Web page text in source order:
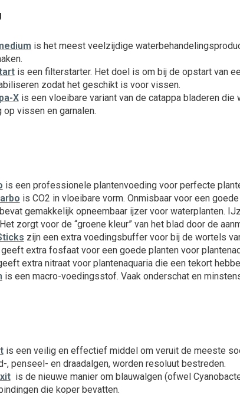
is het meest veelzijdige
is een filterstarter. Het doel is om bij de opstart van
zodat het geschikt is voor vissen.
Xis een vloeibare variant van de catappa bladeren
vissen en garnalen.
is een professionele plantenvoeding voor perfecte
is CO2 in vloeibare vorm. Onmisbaar voor een
bevat gemakkelijk opneembaar ijzer voor waterplanten.
zorgt voor de “groene kleur” van het blad door de
zijn een extra voedingsbuffer voor bij de wortels
geeft extra fosfaat voor een goede planten voor
extra nitraat voor plantenaquaria die een tekort
is een macro-voedingsstof. Vaak onderschat en
is een veilig en effectief middel om veruit de meeste
, penseel- en draadalgen, worden resoluut bestreden.
is de nieuwe manier om blauwalgen (ofwel
die koper bevatten.